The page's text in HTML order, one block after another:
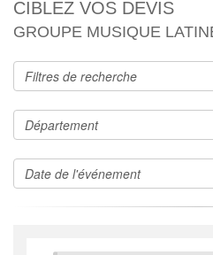
CIBLEZ VOS DEVIS
GROUPE MUSIQUE